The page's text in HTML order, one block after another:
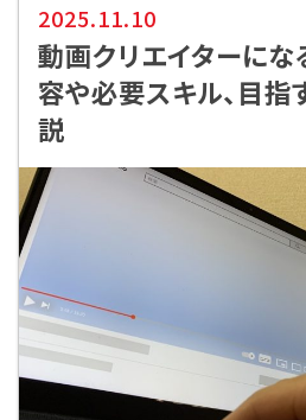
業界ナビ
新着情報
Q&A・お問い合わせ
大学・社会人の方へ
高校1・2年生の方へ
保護者の方へ
留学生の方へ
2025.11.10
動画クリエイターにな
容や必要スキル、目
説